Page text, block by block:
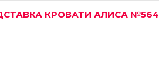
КРОВАТИ АЛИСА №564